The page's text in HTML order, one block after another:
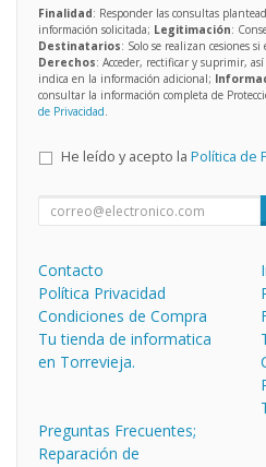
Finalidad: Responder las consultas
información solicitada; Legitimación:
Destinatarios: Solo se realizan cesiones
Derechos: Acceder, rectificar y suprimir, así
indica en la información adicional;
consultar la información completa de
de Privacidad.
He leído y acepto la Política de
Contacto
Política Privacidad
Condiciones de Compra
Tu tienda de informatica
en Torrevieja.
Preguntas Frecuentes;
Reparación de